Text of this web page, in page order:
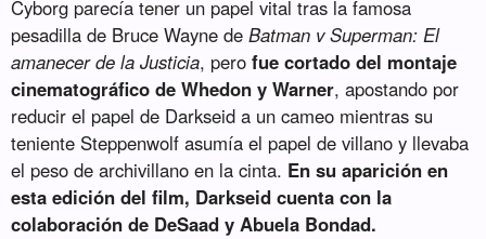
Cyborg parecía tener un papel vital tras la famosa
pesadilla de Bruce Wayne deBatman v Superman: El
amanecer de la Justicia, perofue cortado del montaje
cinematográfico de Whedon y Warner, apostando por
reducir el papel de Darkseid a un cameo mientras su
teniente Steppenwolf asumía el papel de villano y llevaba
el peso de archivillano en la cinta. En su aparición en
esta edición del film, Darkseid cuenta con la
colaboración de DeSaad y Abuela Bondad.